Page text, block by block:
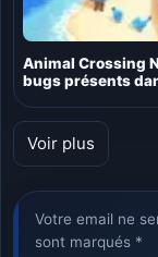
Animal Crossing
bugs présents
Voir plus
Votre email ne
sont marqués *